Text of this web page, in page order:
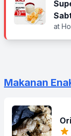
at
Makanan